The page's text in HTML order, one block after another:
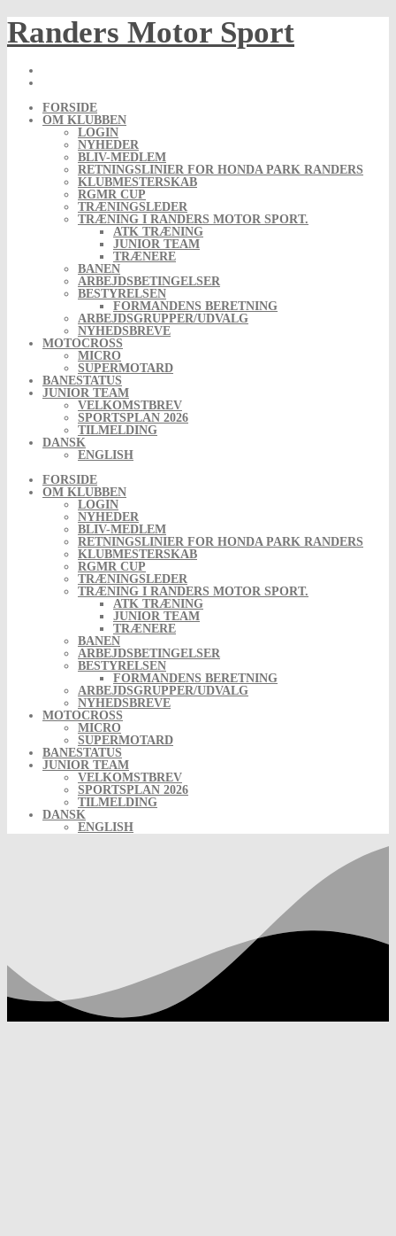
Skip
to
content
Randers Motor Sport
FORSIDE
OM KLUBBEN
LOGIN
NYHEDER
BLIV-MEDLEM
RETNINGSLINIER FOR HONDA PARK RANDERS
KLUBMESTERSKAB
RGMR CUP
TRÆNINGSLEDER
TRÆNING I RANDERS MOTOR SPORT.
ATK TRÆNING
JUNIOR TEAM
TRÆNERE
BANEN
ARBEJDSBETINGELSER
BESTYRELSEN
FORMANDENS BERETNING
ARBEJDSGRUPPER/UDVALG
NYHEDSBREVE
MOTOCROSS
MICRO
SUPERMOTARD
BANESTATUS
JUNIOR TEAM
VELKOMSTBREV
SPORTSPLAN 2026
TILMELDING
DANSK
ENGLISH
FORSIDE
OM KLUBBEN
LOGIN
NYHEDER
BLIV-MEDLEM
RETNINGSLINIER FOR HONDA PARK RANDERS
KLUBMESTERSKAB
RGMR CUP
TRÆNINGSLEDER
TRÆNING I RANDERS MOTOR SPORT.
ATK TRÆNING
JUNIOR TEAM
TRÆNERE
BANEN
ARBEJDSBETINGELSER
BESTYRELSEN
FORMANDENS BERETNING
ARBEJDSGRUPPER/UDVALG
NYHEDSBREVE
MOTOCROSS
MICRO
SUPERMOTARD
BANESTATUS
JUNIOR TEAM
VELKOMSTBREV
SPORTSPLAN 2026
TILMELDING
DANSK
ENGLISH